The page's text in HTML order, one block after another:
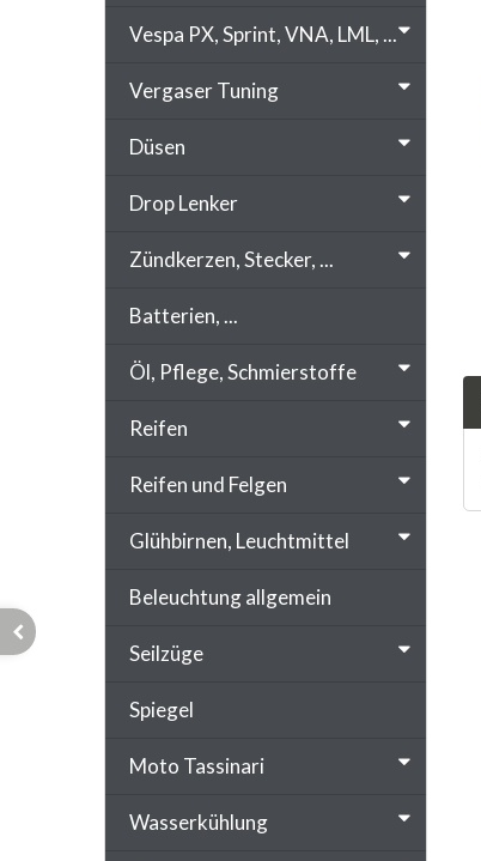
Vespa PX, Sprint, VNA, LML, ...
Vergaser Tuning
Düsen
Drop Lenker
Zündkerzen, Stecker, ...
Batterien, ...
Öl, Pflege, Schmierstoffe
Reifen
Reifen und Felgen
Glühbirnen, Leuchtmittel
Beleuchtung allgemein
Seilzüge
Spiegel
Moto Tassinari
Wasserkühlung